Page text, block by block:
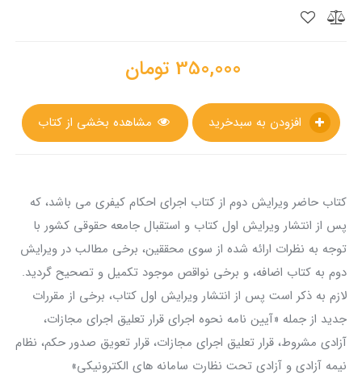
350,000 تومان
مشاهده بخشی از کتاب
کتاب حاضر ویرایش دوم از کتاب اجرای احکام کیفری می باشد، که
پس از انتشار ویرایش اول کتاب و استقبال جامعه حقوقی کشور با
توجه به نظرات ارائه شده از سوی محققین، برخی مطالب در ویرایش
دوم به کتاب اضافه، و برخی نواقص موجود تکمیل و تصحیح گردید.
لازم به ذکر است پس از انتشار ویرایش اول کتاب، برخی از مقررات
جدید از جمله «آیین نامه نحوه اجرای قرار تعلیق اجرای مجازات،
آزادی مشروط، قرار تعلیق اجرای مجازات، قرار تعویق صدور حکم، نظام
نیمه آزادی و آزادی تحت نظارت سامانه های الکترونیکی»